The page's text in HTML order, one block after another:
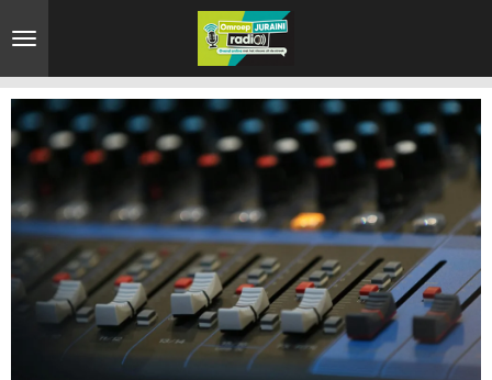
direct
naar
de
hoofdinhoud